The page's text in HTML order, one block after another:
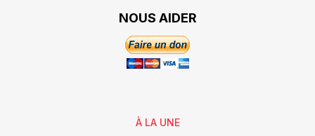
NOUS AIDER
À LA UNE